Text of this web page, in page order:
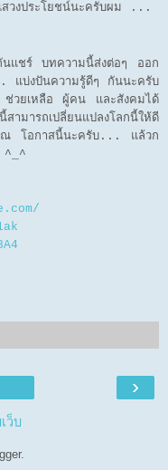
สวงประโยชน์นะครับผม ...
แชร์ บทความนี้ส่งต่อๆ ออก
แบ่งปันความรู้ดีๆ กันนะครับ
ช่วยเหลือ ผู้คน และสังคมได้
ามารถเปลี่ยนแปลงโลกนี้ให้ดี
ณ โอกาสนี้นะครับ... แล้วก
^_^
›
ว็บ
.